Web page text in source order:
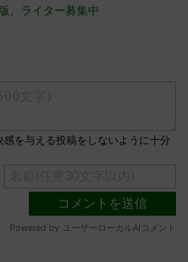
、ライター募集中